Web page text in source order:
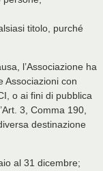
titolo, purché
l’Associazione ha
Associazioni con
o ai fini di pubblica
3, Comma 190,
destinazione
al 31 dicembre;